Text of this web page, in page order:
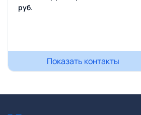
руб.
Показать контакты